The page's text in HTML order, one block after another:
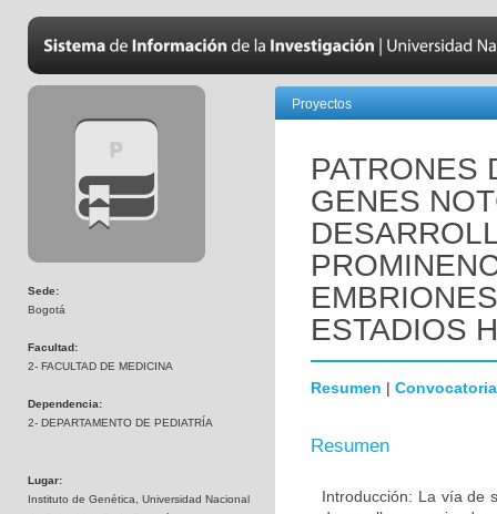
Sede:
Bogotá
Facultad:
2- FACULTAD DE MEDICINA
Dependencia:
2- DEPARTAMENTO DE PEDIATRÍA
Lugar:
Instituto de Genética, Universidad Nacional
Proyectos
PATRONES
GENES
ESTADIOS
Resumen | Convocatoria
Resumen
Introducción: La vía de